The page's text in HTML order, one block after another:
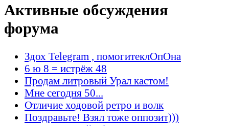
Активные обсуждения
форума
Здох Telegram , помогитеклОпОна
6 ю 8 = истрёж 48
Продам литровый Урал кастом!
Мне сегодня 50...
Отличие ходовой ретро и волк
Поздравьте! Взял тоже оппозит)))